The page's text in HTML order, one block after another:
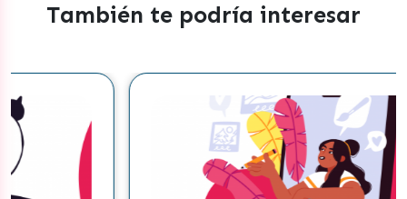
También te podría interesar